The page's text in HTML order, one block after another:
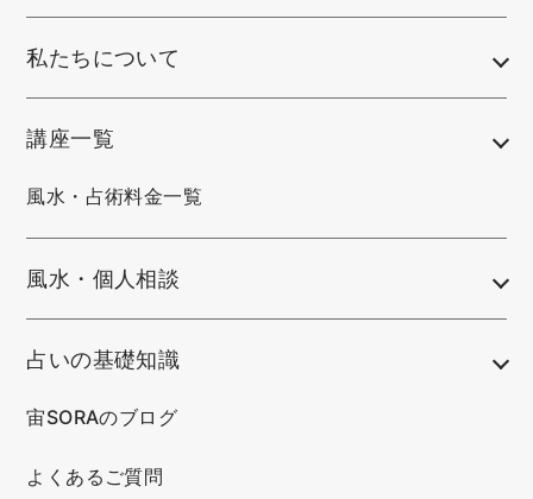
私たちについて
講座一覧
風水・占術料金一覧
風水・個人相談
占いの基礎知識
宙SORAのブログ
よくあるご質問